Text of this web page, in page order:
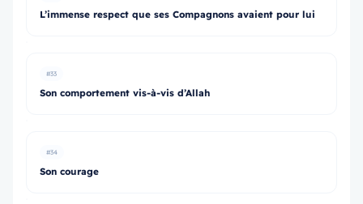
L’immense respect que ses Compagnons avaient pour lui
#33
Son comportement vis-à-vis d’Allah
#34
Son courage